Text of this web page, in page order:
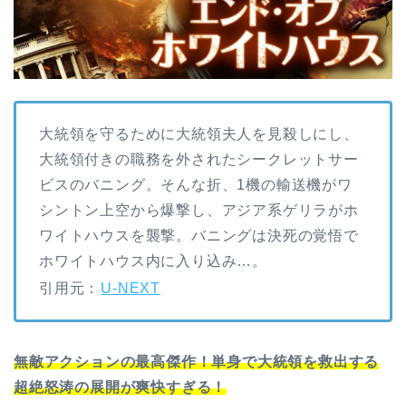
大統領を守るために大統領夫人を見殺しにし、
大統領付きの職務を外されたシークレットサー
ビスのバニング。そんな折、1機の輸送機がワ
シントン上空から爆撃し、アジア系ゲリラがホ
ワイトハウスを襲撃。バニングは決死の覚悟で
ホワイトハウス内に入り込み…。
引用元： U-NEXT
無敵アクションの最高傑作！単身で大統領を救出する
超絶怒涛の展開が爽快すぎる！